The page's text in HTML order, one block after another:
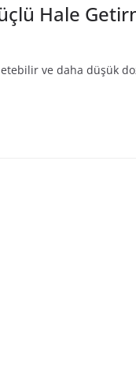
Hale
ve daha düşük